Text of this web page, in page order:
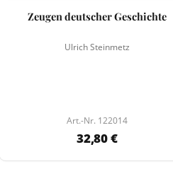
Zeugen deutscher Geschichte
Ulrich Steinmetz
Art.-Nr. 122014
32,80 €